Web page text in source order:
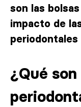
son las
impacto de
periodontales
¿Qué